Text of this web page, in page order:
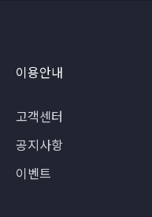
이용안내
고객센터
공지사항
이벤트